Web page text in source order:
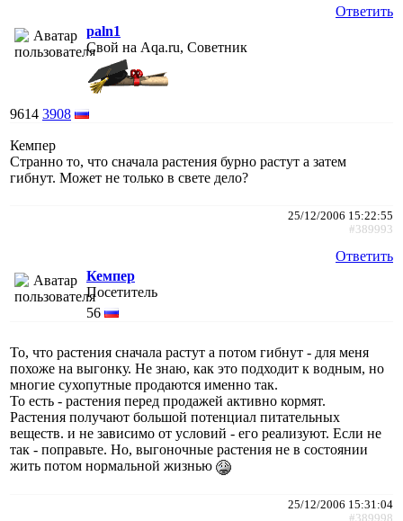
Ответить
paln1
Свой на Aqa.ru, Советник
9614 3908
Кемпер
Странно то, что сначала растения бурно растут а затем
гибнут. Может не только в свете дело?
25/12/2006 15:22:55
#389993
Ответить
Кемпер
Посетитель
56
То, что растения сначала растут а потом гибнут - для меня
похоже на выгонку. Не знаю, как это подходит к водным, но
многие сухопутные продаются именно так.
То есть - растения перед продажей активно кормят.
Растения получают большой потенциал питательных
веществ. и не зависимо от условий - его реализуют. Если не
так - поправьте. Но, выгоночные растения не в состоянии
жить потом нормальной жизнью
25/12/2006 15:31:04
#389998